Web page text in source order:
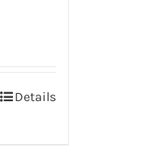
Details